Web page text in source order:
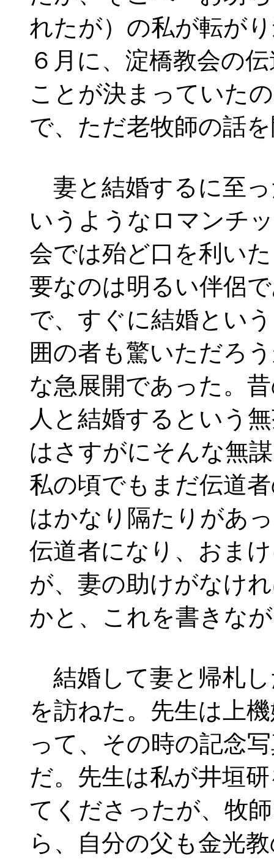
れたが）の私が転が
６月に、淀橋教会の
ことが決まっていた
で、ただ老牧師の話
妻と結婚するに至
いうようなロマンチ
会では殆ど口を利い
要なのは明るい伴侶
で、すぐに結婚とい
囲の者も驚いただろ
な急展開であった。
人と結婚するという
はさすがにそんな無
私の頃でもまだ伝道
はかなり隔たりがあ
伝道者になり、おま
が、妻の助けがなけ
かと、これを書きな
結婚して妻と帰札し
を訪ねた。先生は上
って、その時の記念
だ。先生は私が井垣
てくださったが、牧
ら、自分の父も金光